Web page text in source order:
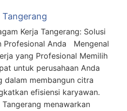
Tangerang
Kerja Tangerang: Solusi
Profesional Anda Mengenal
yang Profesional Memilih
untuk perusahaan Anda
dalam membangun citra
efisiensi karyawan.
menawarkan